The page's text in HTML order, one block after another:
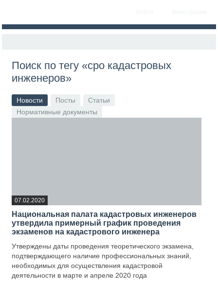
Поиск по тегу «сро кадастровых
инженеров»
Новости Посты
Статьи
Нормативные документы
07.02.2020
Национальная палата кадастровых инженеров
утвердила примерный график проведения
экзаменов на кадастрового инженера
Утверждены даты проведения теоретического экзамена,
подтверждающего наличие профессиональных знаний,
необходимых для осуществления кадастровой
деятельности в марте и апреле 2020 года